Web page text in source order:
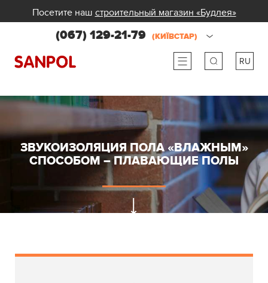
Посетите наш строительный магазин «Будлея»
(067) 129-21-79 (КИЇВСТАР)
RU
ua
ЗВУКОИЗОЛЯЦИЯ ПОЛА «ВЛАЖНЫМ»
СПОСОБОМ – ПЛАВАЮЩИЕ ПОЛЫ